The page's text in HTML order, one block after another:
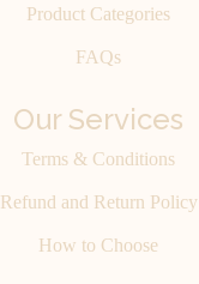
Product Categories
FAQs
Our Services
Terms & Conditions
Refund and Return Policy
How to Choose